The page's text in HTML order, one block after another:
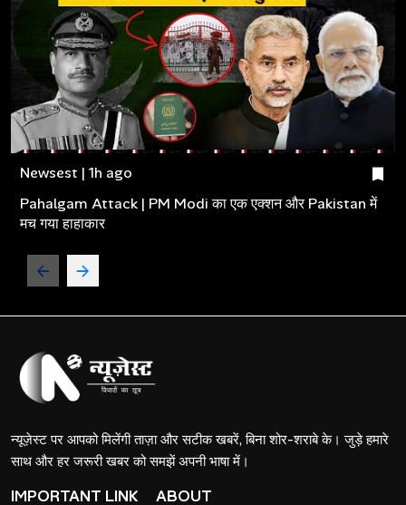
Newsest | 1h ago
Pahalgam Attack | PM Modi का एक एक्शन और Pakistan में
मच गया हाहाकार
न्यूज़ेस्ट पर आपको मिलेंगी ताज़ा और सटीक खबरें, बिना शोर-शराबे के। जुड़े हमारे
साथ और हर जरूरी खबर को समझें अपनी भाषा में।
IMPORTANT LINK ABOUT